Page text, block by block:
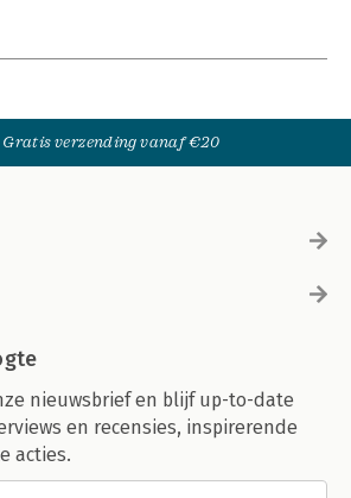
Gratis verzending vanaf €20
nieuwsbrief en blijf up-to-date
en recensies, inspirerende
acties.